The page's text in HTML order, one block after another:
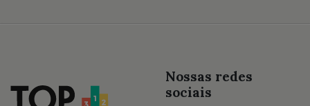
Nossas redes
sociais